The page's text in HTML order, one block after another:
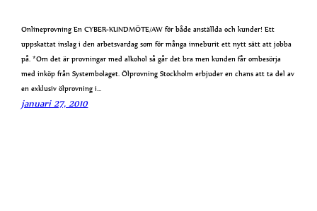
Onlineprovning En CYBER-KUNDMÖTE/AW för både anställda och kunder! Ett
uppskattat inslag i den arbetsvardag som för många inneburit ett nytt sätt att jobba
på. *Om det är provningar med alkohol så går det bra men kunden får ombesörja
med inköp från Systembolaget. Ölprovning Stockholm erbjuder en chans att ta del av
en exklusiv ölprovning i…
januari 27, 2010